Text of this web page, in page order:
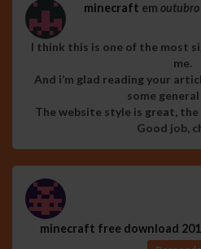
minecraft em
I think this is one of the most
me.
And i’m glad reading your
some
The website style is great,
Good job,
minecraft free download